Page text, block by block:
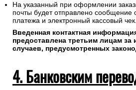
На указанный при оформлении
почты будет отправлено сообщение
платежа и электронный кассовый чек.
Введенная контактная
предоставлена третьим лицам за
случаев, предусмотренных
4. Банковским